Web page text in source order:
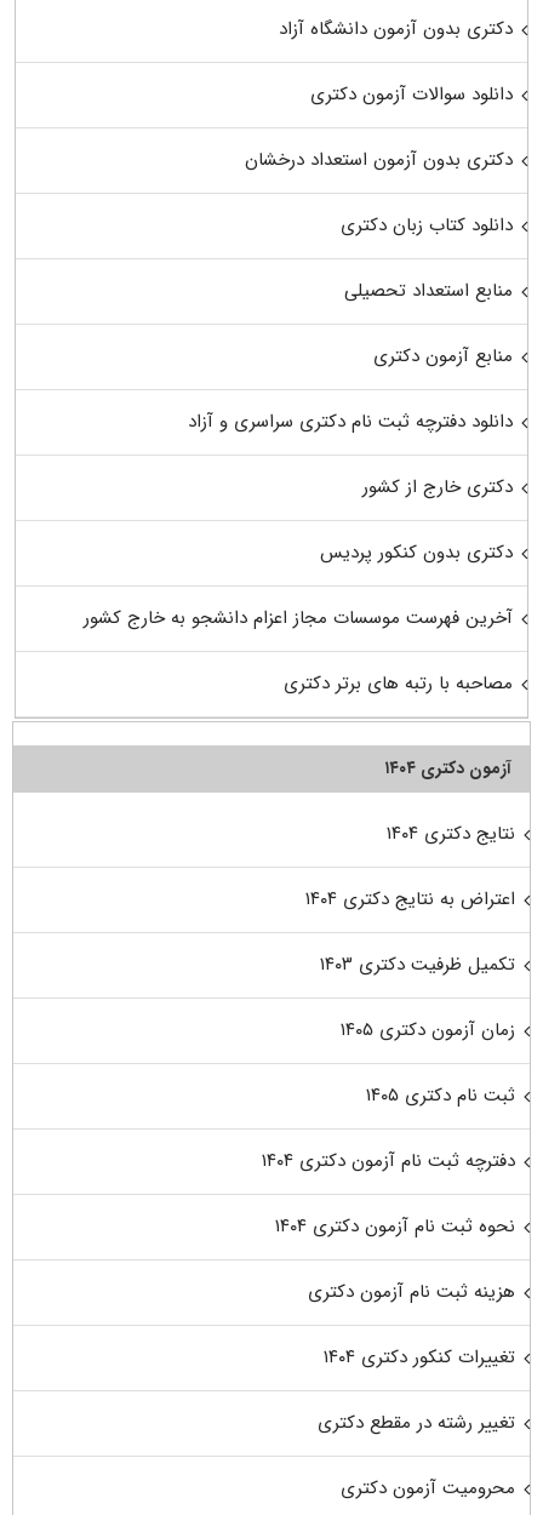
دکتری بدون آزمون دانشگاه آزاد
دانلود سوالات آزمون دکتری
دکتری بدون آزمون استعداد درخشان
دانلود کتاب زبان دکتری
منابع استعداد تحصیلی
منابع آزمون دکتری
دانلود دفترچه ثبت نام دکتری سراسری و آزاد
دکتری خارج از کشور
دکتری بدون کنکور پردیس
آخرین فهرست موسسات مجاز اعزام دانشجو به خارج کشور
مصاحبه با رتبه های برتر دکتری
آزمون دکتری ۱۴۰۴
نتایج دکتری ۱۴۰۴
اعتراض به نتایج دکتری ۱۴۰۴
تکمیل ظرفیت دکتری ۱۴۰۳
زمان آزمون دکتری ۱۴۰۵
ثبت نام دکتری ۱۴۰۵
دفترچه ثبت نام آزمون دکتری ۱۴۰۴
نحوه ثبت نام آزمون دکتری ۱۴۰۴
هزینه ثبت نام آزمون دکتری
تغییرات کنکور دکتری ۱۴۰۴
تغییر رشته در مقطع دکتری
محرومیت آزمون دکتری